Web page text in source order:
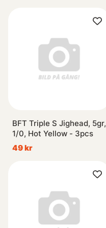
BFT Triple S Jighead, 5gr,
1/0, Hot Yellow - 3pcs
49 kr